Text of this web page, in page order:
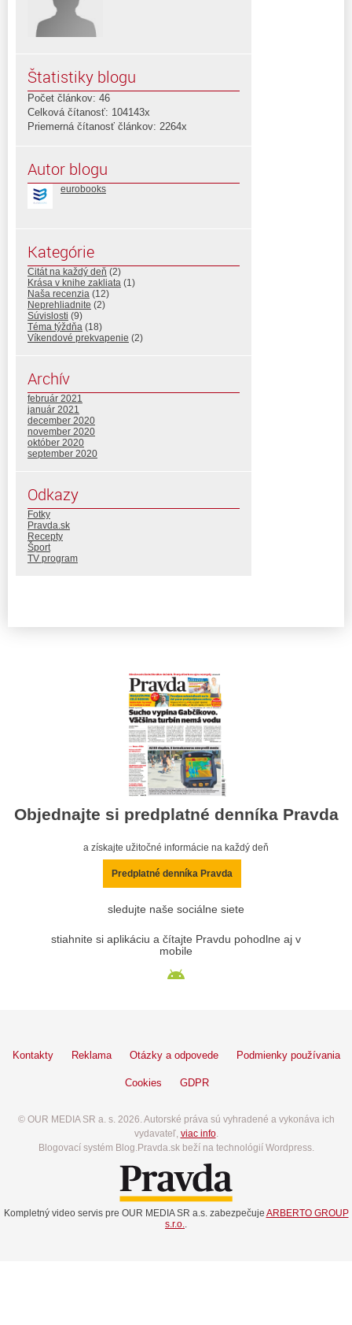
Štatistiky blogu
Počet článkov: 46
Celková čítanosť: 104143x
Priemerná čítanosť článkov: 2264x
Autor blogu
eurobooks
Kategórie
Citát na každý deň (2)
Krása v knihe zakliata (1)
Naša recenzia (12)
Neprehliadnite (2)
Súvislosti (9)
Téma týždňa (18)
Víkendové prekvapenie (2)
Archív
február 2021
január 2021
december 2020
november 2020
október 2020
september 2020
Odkazy
Fotky
Pravda.sk
Recepty
Šport
TV program
Objednajte si predplatné denníka Pravda
a získajte užitočné informácie na každý deň
Predplatné denníka Pravda
sledujte naše sociálne siete
stiahnite si aplikáciu a čítajte Pravdu pohodlne aj v
mobile
Kontakty Reklama Otázky a odpovede Podmienky používania
Cookies GDPR
© OUR MEDIA SR a. s. 2026. Autorské práva sú vyhradené a vykonáva ich
vydavateľ, viac info.
Blogovací systém Blog.Pravda.sk beží na technológií Wordpress.
Kompletný video servis pre OUR MEDIA SR a.s. zabezpečuje ARBERTO GROUP
s.r.o..